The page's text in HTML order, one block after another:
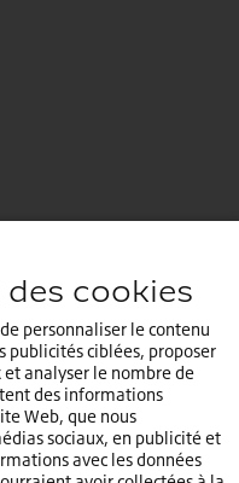
un
FR
cookies
personnaliser le contenu
publicités ciblées, proposer
et analyser le nombre de
des informations
Web, que nous
sociaux, en publicité et
avec les données